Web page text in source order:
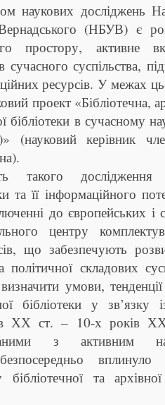
наукових досліджень
(НБУВ) є
простору, активне
сучасного суспільства,
ресурсів. У межах
проект «Бібліотечна,
бібліотеки в сучасному
(науковий керівник
такого
та її інформаційного
до європейських і
центру
що забезпечують
політичної складових
умови,
бібліотеки у зв’язку
ХХ ст. – 10-х років
з активним
вплинуло
бібліотечної та